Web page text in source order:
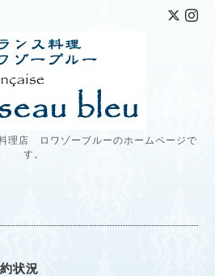
店 ロワゾーブルーのホームページで
す。
状況